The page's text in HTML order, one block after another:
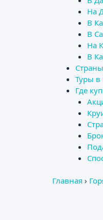
На
В
В
На
В
Страны
Туры в
Где
Главная ›